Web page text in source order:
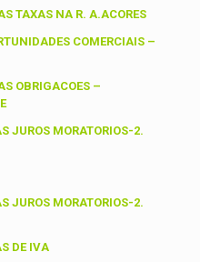
TAXAS NA R. A.ACORES
COMERCIAIS –
OBRIGACOES –
JUROS MORATORIOS-2.
JUROS MORATORIOS-2.
DE IVA